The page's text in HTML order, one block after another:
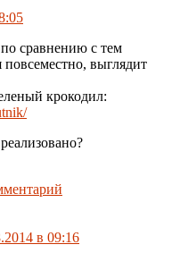
сравнению с тем
выглядит
крокодил:
в 09:16